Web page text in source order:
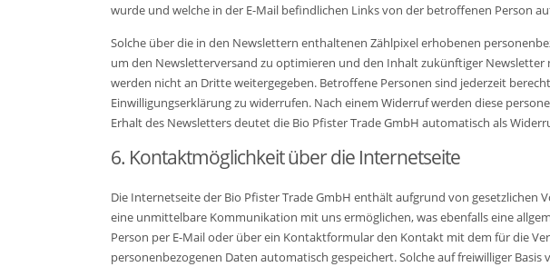
wurde und welche in der E-Mail befindlichen Links von der betroffenen Person
Solche über die in den Newslettern enthaltenen Zählpixel erhobenen
um den Newsletterversand zu optimieren und den Inhalt zukünftiger
werden nicht an Dritte weitergegeben. Betroffene Personen sind jederzeit
Einwilligungserklärung zu widerrufen. Nach einem Widerruf werden diese
Erhalt des Newsletters deutet die Bio Pfister Trade GmbH automatisch als
6. Kontaktmöglichkeit über die Internetseite
Die Internetseite der Bio Pfister Trade GmbH enthält aufgrund von
eine unmittelbare Kommunikation mit uns ermöglichen, was ebenfalls eine
Person per E-Mail oder über ein Kontaktformular den Kontakt mit dem für die
personenbezogenen Daten automatisch gespeichert. Solche auf freiwilliger